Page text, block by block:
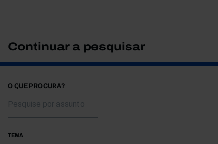
Continuar a pesquisar
O QUE PROCURA?
TEMA